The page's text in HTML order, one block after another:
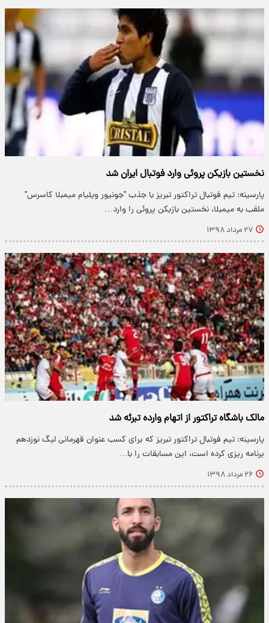
نخستین بازیکن پروئی وارد فوتبال ایران شد
پارسینه: تیم فوتبال تراکتور تبریز با جذب "جونیور ویلیام میمبلا کاسرس"
ملقب به میمبلا، نخستین بازیکن پروئی را وارد…
۲۷ مرداد ۱۳۹۸
مالک باشگاه تراکتور از اتهام وارده تبرئه شد
پارسینه: تیم فوتبال تراکتور تبریز که برای کسب عنوان قهرمانی لیگ نوزدهم
برنامه ریزی کرده است، این مسابقات را با…
۲۶ مرداد ۱۳۹۸